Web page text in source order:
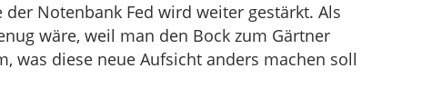
Notenbank Fed wird weiter gestärkt. Als
wäre, weil man den Bock zum Gärtner
was diese neue Aufsicht anders machen soll